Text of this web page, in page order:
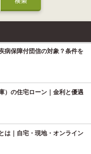
病保障付団信の対象？条件を
）の住宅ローン｜金利と優遇
は｜自宅・現地・オンライン